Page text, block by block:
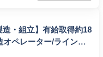
・組立】有給取得約18
オペレーター/ラインマ